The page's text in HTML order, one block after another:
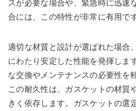
スが必要な場合や、緊急時に迅速
合には、この特性が非常に有用です
適切な材質と設計が選ばれた場合
にわたり安定した性能を発揮しま
な交換やメンテナンスの必要性を
この耐久性は、ガスケットの材質
きく依存します。ガスケットの選